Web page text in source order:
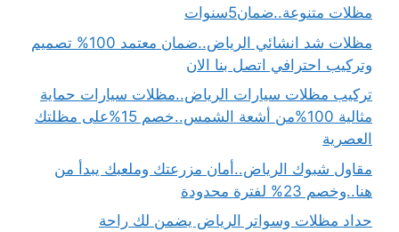
مظلات متنوعة..ضمان5سنوات
مظلات شد انشائي الرياض..ضمان معتمد 100% تصميم
وتركيب احترافي اتصل بنا الان
تركيب مظلات سيارات الرياض..مظلات سيارات حماية
مثالية 100%من أشعة الشمس..خصم 15%على مظلتك
العصرية
مقاول شبوك الرياض..أمان مزرعتك وملعبك يبدأ من
هنا..وخصم 23% لفترة محدودة
حداد مظلات وسواتر الرياض يضمن لك راحة